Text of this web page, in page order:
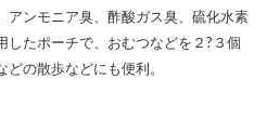
アンモニア臭、酢酸ガス臭、硫化水素
したポーチで、おむつなどを２?３個
の散歩などにも便利。